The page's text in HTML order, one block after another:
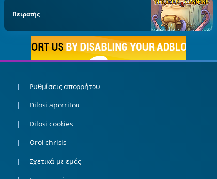
Πειρατής
Ρυθμίσεις απορρήτου
Dilosi aporritou
Dilosi cookies
Oroi chrisis
Σχετικά με εμάς